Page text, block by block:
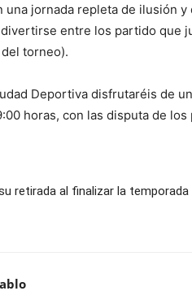
una jornada repleta de ilusión
entre los partido que
torneo).
Deportiva disfrutaréis de
horas, con las disputa de
retirada al finalizar la